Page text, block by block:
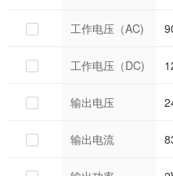
工作电压（AC)
工作电压（DC)
输出电压
输出电流